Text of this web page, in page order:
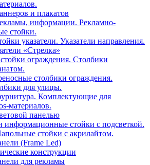
и плакатов
информации. Рекламно-
стойки.
указатели. Указатели направления.
«Стрелка»
ограждения. Столбики
столбики ограждения.
для улицы.
Комплектующие для
материалов.
панелью
информационные стойки с подсветкой.
стойки с акрилайтом.
(Frame Led)
конструкции
для рекламы